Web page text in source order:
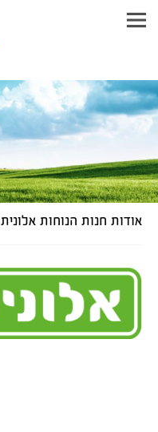
מעבר
מהיר
לתוכן
הראשי
אודות חנות הנוחות אלונית